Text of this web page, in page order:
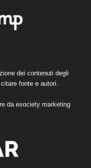
dei contenuti degli
fonte e autori.
da esociety marketing